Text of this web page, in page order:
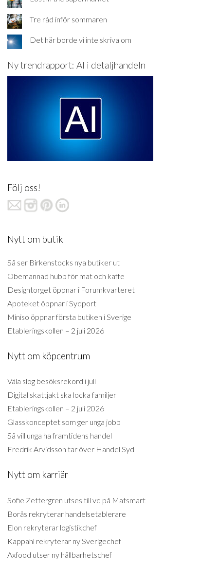
Tre råd inför sommaren
Det här borde vi inte skriva om
Ny trendrapport: AI i detaljhandeln
Följ oss!
Nytt om butik
Så ser Birkenstocks nya butiker ut
Obemannad hubb för mat och kaffe
Designtorget öppnar i Forumkvarteret
Apoteket öppnar i Sydport
Miniso öppnar första butiken i Sverige
Etableringskollen – 2 juli 2026
Nytt om köpcentrum
Väla slog besöksrekord i juli
Digital skattjakt ska locka familjer
Etableringskollen – 2 juli 2026
Glasskonceptet som ger unga jobb
Så vill unga ha framtidens handel
Fredrik Arvidsson tar över Handel Syd
Nytt om karriär
Sofie Zettergren utses till vd på Matsmart
Borås rekryterar handelsetablerare
Elon rekryterar logistikchef
Kappahl rekryterar ny Sverigechef
Axfood utser ny hållbarhetschef